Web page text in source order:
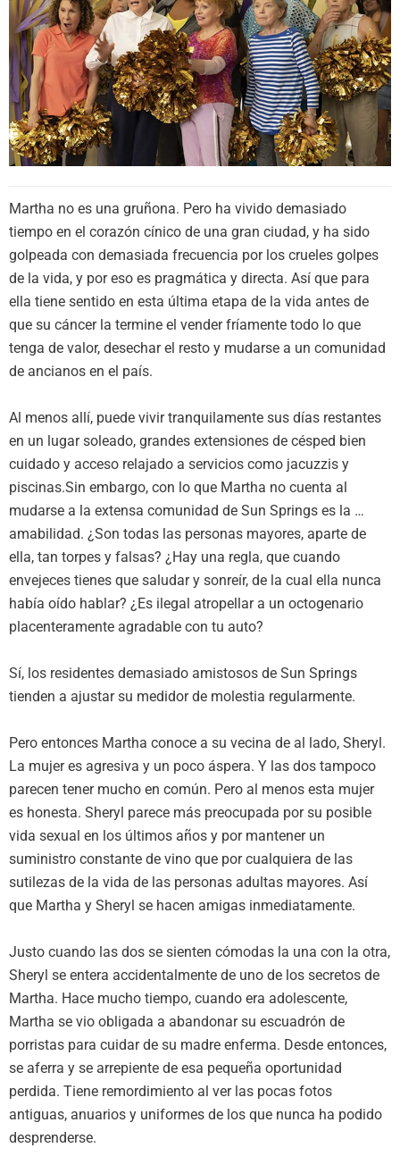
Martha no es una gruñona. Pero ha vivido demasiado
tiempo en el corazón cínico de una gran ciudad, y ha sido
golpeada con demasiada frecuencia por los crueles golpes
de la vida, y por eso es pragmática y directa. Así que para
ella tiene sentido en esta última etapa de la vida antes de
que su cáncer la termine el vender fríamente todo lo que
tenga de valor, desechar el resto y mudarse a un comunidad
de ancianos en el país.
Al menos allí, puede vivir tranquilamente sus días restantes
en un lugar soleado, grandes extensiones de césped bien
cuidado y acceso relajado a servicios como jacuzzis y
piscinas.Sin embargo, con lo que Martha no cuenta al
mudarse a la extensa comunidad de Sun Springs es la …
amabilidad. ¿Son todas las personas mayores, aparte de
ella, tan torpes y falsas? ¿Hay una regla, que cuando
envejeces tienes que saludar y sonreír, de la cual ella nunca
había oído hablar? ¿Es ilegal atropellar a un octogenario
placenteramente agradable con tu auto?
Sí, los residentes demasiado amistosos de Sun Springs
tienden a ajustar su medidor de molestia regularmente.
Pero entonces Martha conoce a su vecina de al lado, Sheryl.
La mujer es agresiva y un poco áspera. Y las dos tampoco
parecen tener mucho en común. Pero al menos esta mujer
es honesta. Sheryl parece más preocupada por su posible
vida sexual en los últimos años y por mantener un
suministro constante de vino que por cualquiera de las
sutilezas de la vida de las personas adultas mayores. Así
que Martha y Sheryl se hacen amigas inmediatamente.
Justo cuando las dos se sienten cómodas la una con la otra,
Sheryl se entera accidentalmente de uno de los secretos de
Martha. Hace mucho tiempo, cuando era adolescente,
Martha se vio obligada a abandonar su escuadrón de
porristas para cuidar de su madre enferma. Desde entonces,
se aferra y se arrepiente de esa pequeña oportunidad
perdida. Tiene remordimiento al ver las pocas fotos
antiguas, anuarios y uniformes de los que nunca ha podido
desprenderse.